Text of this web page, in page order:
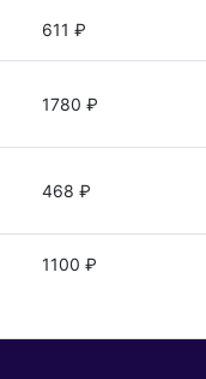
611 ₽
1780 ₽
468 ₽
1100 ₽